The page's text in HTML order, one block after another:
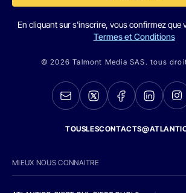
En cliquant sur s'inscrire, vous confirmez que
Termes et Conditions
© 2026 Talmont Media SAS. tous
MIEUX NOUS CONNAITRE